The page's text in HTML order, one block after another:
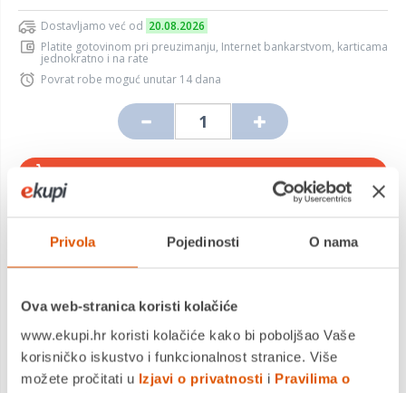
Privola Pojedinosti O nama
Ova web-stranica koristi kolačiće
www.ekupi.hr koristi kolačiće kako bi poboljšao Vaše
korisničko iskustvo i funkcionalnost stranice. Više
možete pročitati u Izjavi o privatnosti i Pravilima o
Dostavljamo već od 20.08.2026
Platite gotovinom pri preuzimanju, Internet bankarstvom, karticama
jednokratno i na rate
Povrat robe moguć unutar 14 dana